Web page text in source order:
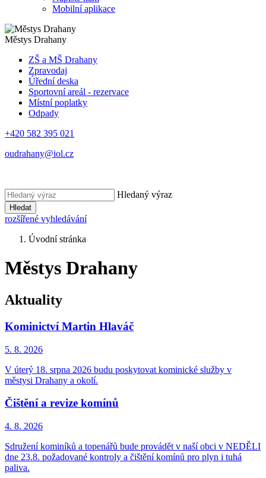
Mobilní aplikace
Městys Drahany
ZŠ a MŠ Drahany
Zpravodaj
Úřední deska
Sportovní areál - rezervace
Místní poplatky
Odpady
+420 582 395 021
oudrahany@iol.cz
Hledaný výraz
Hledat
rozšířené vyhledávání
Úvodní stránka
Městys Drahany
Aktuality
Kominictví Martin Hlaváč
5. 8. 2026
V úterý 18. srpna 2026 budu poskytovat kominické služby v
městysi Drahany a okolí.
Čištění a revize komínů
4. 8. 2026
Sdružení kominíků a topenářů bude provádět v naší obci v NEDĚLI
dne 23.8. požadované kontroly a čištění komínů pro plyn i tuhá
paliva.